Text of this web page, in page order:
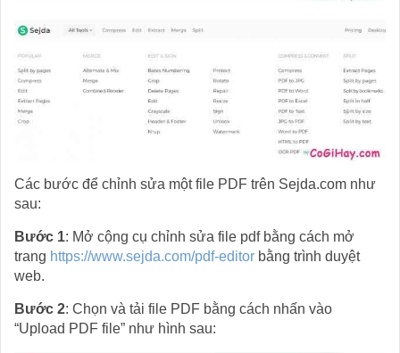
Các bước để chỉnh sửa một file PDF trên Sejda.com như
sau:
Bước 1: Mở cộng cụ chỉnh sửa file pdf bằng cách mở
trang https://www.sejda.com/pdf-editor bằng trình duyệt
web.
Bước 2: Chọn và tải file PDF bằng cách nhấn vào
“Upload PDF file” như hình sau: